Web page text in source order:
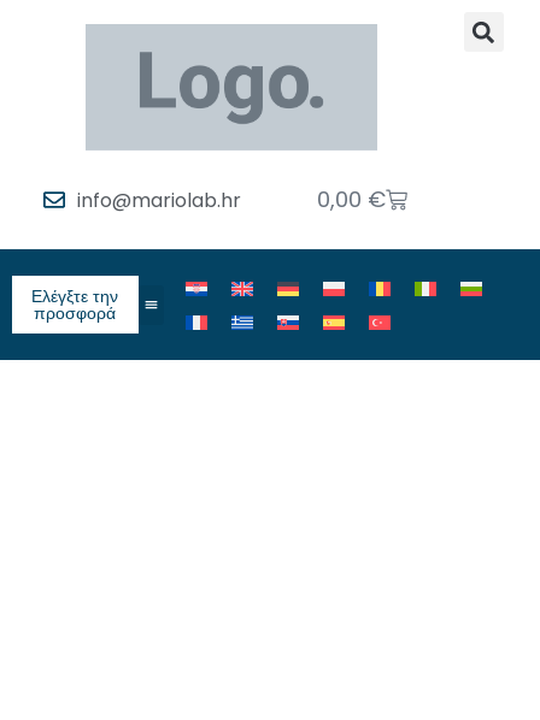
info@mariolab.hr 0,00 €
Ελέγξτε την
προσφορά